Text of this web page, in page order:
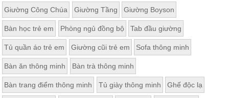
Giường Công Chúa Giường Tầng Giường Boyson
Bàn học trẻ em Phòng ngủ đồng bộ Tab đầu giường
Tủ quần áo trẻ em Giường cũi trẻ em Sofa thông minh
Bàn ăn thông minh Bàn trà thông minh
Bàn trang điểm thông minh Tủ giày thông minh Ghế độc lạ